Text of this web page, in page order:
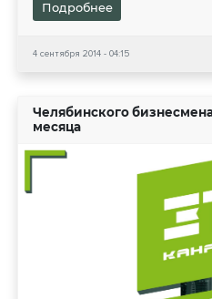
Подробнее
4 сентября 2014 - 04:15
Челябинского
месяца